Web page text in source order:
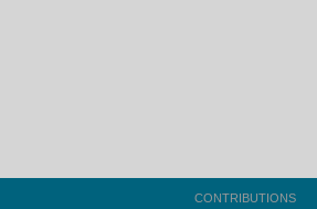
CONTRIBUTIONS